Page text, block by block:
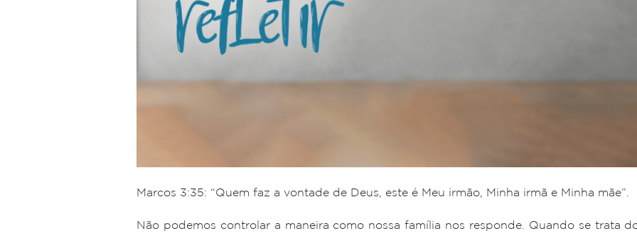
Marcos 3:35: “Quem faz a vontade de Deus, este é Meu irmão, Minha irmã e Minha mãe”.
Não podemos controlar a maneira como nossa família nos responde. Quando se trata